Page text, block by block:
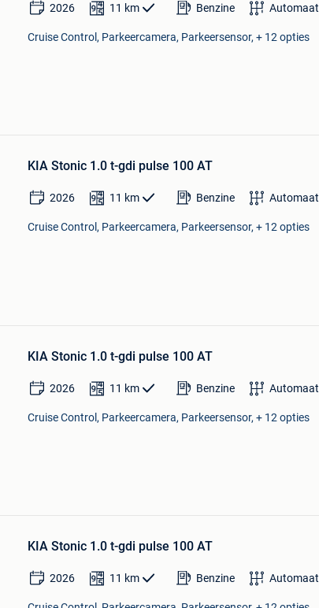
2026 11 km Benzine Automaat
Cruise Control, Parkeercamera, Parkeersensor, + 12 opties
KIA Stonic 1.0 t-gdi pulse 100 AT
2026 11 km Benzine Automaat
Cruise Control, Parkeercamera, Parkeersensor, + 12 opties
KIA Stonic 1.0 t-gdi pulse 100 AT
2026 11 km Benzine Automaat
Cruise Control, Parkeercamera, Parkeersensor, + 12 opties
KIA Stonic 1.0 t-gdi pulse 100 AT
2026 11 km Benzine Automaat